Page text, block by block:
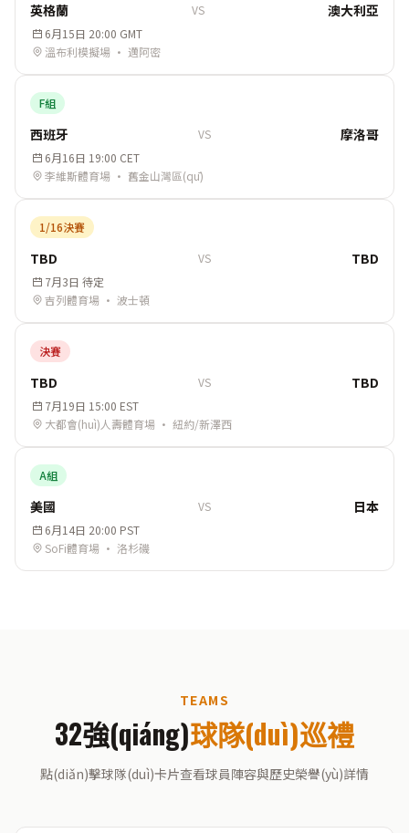
英格蘭 VS 澳大利亞
6月15日 20:00 GMT
溫布利模擬場 · 邁阿密
F組
西班牙 VS 摩洛哥
6月16日 19:00 CET
李維斯體育場 · 舊金山灣區(qū)
1/16決賽
TBD VS TBD
7月3日 待定
吉列體育場 · 波士頓
決賽
TBD VS TBD
7月19日 15:00 EST
大都會(huì)人壽體育場 · 紐約/新澤西
A組
美國 VS 日本
6月14日 20:00 PST
SoFi體育場 · 洛杉磯
TEAMS
32強(qiáng)球隊(duì)巡禮
點(diǎn)擊球隊(duì)卡片查看球員陣容與歷史榮譽(yù)詳情